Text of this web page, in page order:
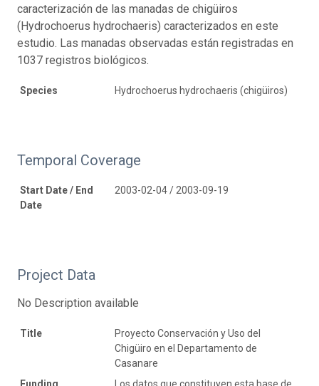
caracterización de las manadas de chigüiros
(Hydrochoerus hydrochaeris) caracterizados en este
estudio. Las manadas observadas están registradas en
1037 registros biológicos.
Species Hydrochoerus hydrochaeris (chigüiros)
Temporal Coverage
Start Date / End
Date
2003-02-04 / 2003-09-19
Project Data
No Description available
Title
Proyecto Conservación y Uso del
Chigüiro en el Departamento de
Casanare